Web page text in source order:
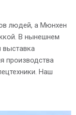
людей, а Мюнхен
В нынешнем
выставка
производства
Наш